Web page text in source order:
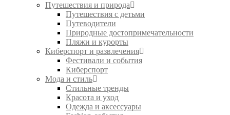
Путешествия и природа
Путешествия с детьми
Путеводители
Природные достопримечательности
Пляжи и курорты
Киберспорт и развлечения
Фестивали и события
Киберспорт
Мода и стиль
Стильные тренды
Красота и уход
Одежда и аксессуары